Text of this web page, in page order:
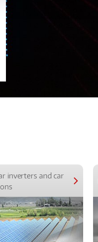
inverters and car